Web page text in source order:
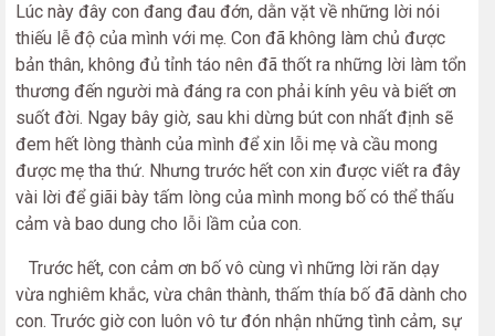
Lúc này đây con đang đau đớn, dằn vặt về những lời nói
thiếu lễ độ của mình với mẹ. Con đã không làm chủ được
bản thân, không đủ tỉnh táo nên đã thốt ra những lời làm tổn
thương đến người mà đáng ra con phải kính yêu và biết ơn
suốt đời. Ngay bây giờ, sau khi dừng bút con nhất định sẽ
đem hết lòng thành của mình để xin lỗi mẹ và cầu mong
được mẹ tha thứ. Nhưng trước hết con xin được viết ra đây
vài lời để giãi bày tấm lòng của mình mong bố có thể thấu
cảm và bao dung cho lỗi lầm của con.
Trước hết, con cảm ơn bố vô cùng vì những lời răn dạy
vừa nghiêm khắc, vừa chân thành, thấm thía bố đã dành cho
con. Trước giờ con luôn vô tư đón nhận những tình cảm, sự